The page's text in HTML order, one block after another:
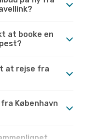
at booke en
at rejse fra
København